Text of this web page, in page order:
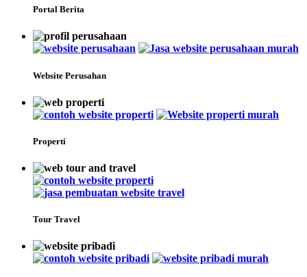
Portal Berita
Website Perusahan
Properti
Tour Travel